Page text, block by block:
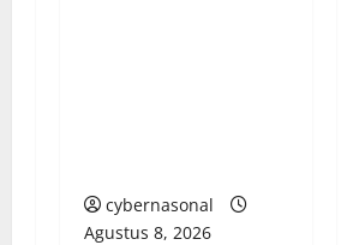
cybernasonal
Agustus 8, 2026